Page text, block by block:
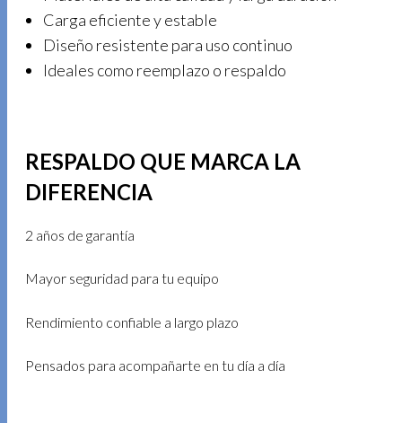
Carga eficiente y estable
Diseño resistente para uso continuo
Ideales como reemplazo o respaldo
RESPALDO QUE MARCA LA
DIFERENCIA
2 años de garantía
Mayor seguridad para tu equipo
Rendimiento confiable a largo plazo
Pensados para acompañarte en tu día a día